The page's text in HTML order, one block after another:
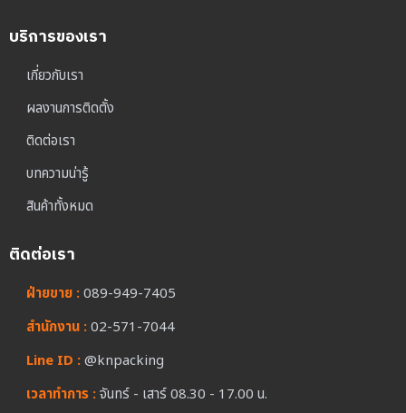
บริการของเรา
เกี่ยวกับเรา
ผลงานการติดตั้ง
ติดต่อเรา
บทความน่ารู้
สินค้าทั้งหมด
ติดต่อเรา
ฝ่ายขาย :089-949-7405
สำนักงาน :02-571-7044
Line ID :@knpacking
เวลาทำการ :จันทร์ - เสาร์ 08.30 - 17.00 น.